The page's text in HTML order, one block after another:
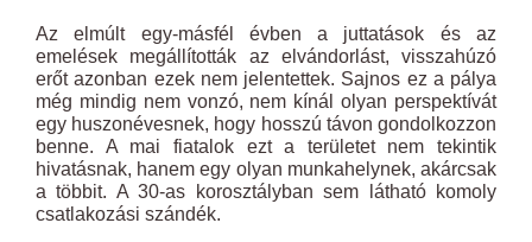
Az elmúlt egy-másfél évben a juttatások és az
emelések megállították az elvándorlást, visszahúzó
erőt azonban ezek nem jelentettek. Sajnos ez a pálya
még mindig nem vonzó, nem kínál olyan perspektívát
egy huszonévesnek, hogy hosszú távon gondolkozzon
benne. A mai fiatalok ezt a területet nem tekintik
hivatásnak, hanem egy olyan munkahelynek, akárcsak
a többit. A 30-as korosztályban sem látható komoly
csatlakozási szándék.